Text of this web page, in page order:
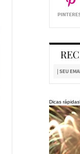
Dicas rápidas!